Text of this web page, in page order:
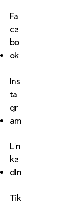
Fa
ce
bo
ok
Ins
ta
gr
am
Lin
ke
dIn
Tik